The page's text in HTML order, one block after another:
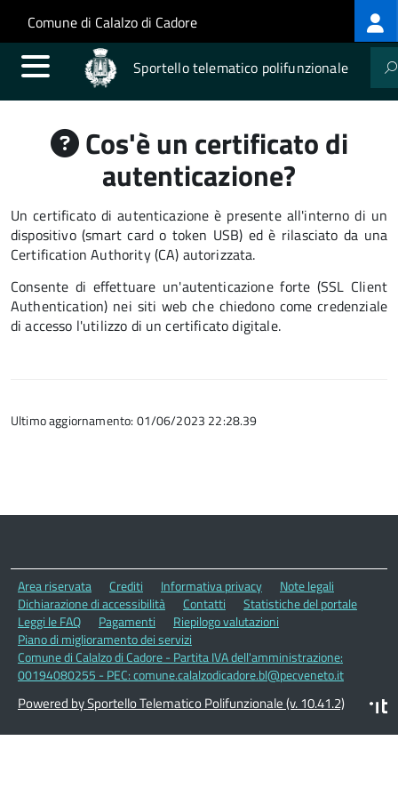
Salta al contenuto principale
Skip to site navigation
Comune di Calalzo di Cadore
Sportello telematico polifunzionale
Cos'è un certificato di
autenticazione?
Un certificato di autenticazione è presente all'interno di un
dispositivo (smart card o token USB) ed è rilasciato da una
Certification Authority (CA) autorizzata.
Consente di effettuare un'autenticazione forte (SSL Client
Authentication) nei siti web che chiedono come credenziale
di accesso l'utilizzo di un certificato digitale.
Ultimo aggiornamento: 01/06/2023 22:28.39
Area riservata Crediti Informativa privacy
Note legali
Dichiarazione di accessibilità
Contatti
Statistiche del portale
Leggi le FAQ
Pagamenti
Riepilogo valutazioni
Piano di miglioramento dei servizi
Comune di Calalzo di Cadore - Partita IVA dell'amministrazione:
00194080255 - PEC: comune.calalzodicadore.bl@pecveneto.it
Powered by Sportello Telematico Polifunzionale (v. 10.41.2)